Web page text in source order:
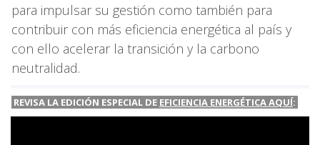
para impulsar su gestión como también para
contribuir con más eficiencia energética al país y
con ello acelerar la transición y la carbono
neutralidad.
REVISA LA EDICIÓN ESPECIAL DE EFICIENCIA ENERGÉTICA AQUÍ: